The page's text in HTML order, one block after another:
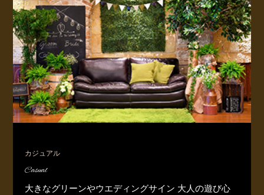
カジュアル
Casual
大きなグリーンやウエディングサイン 大人の遊び心